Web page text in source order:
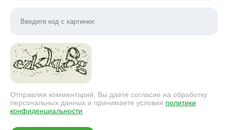
Отправляя комментарий, Вы даёте согласие на обработку
персональных данных и принимаете условия политики
конфиденциальности.